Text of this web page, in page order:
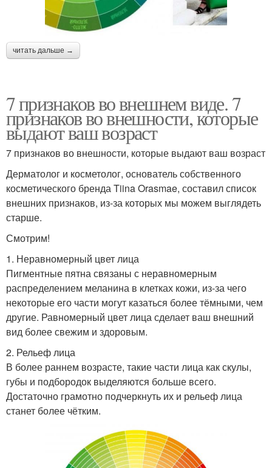
читать дальше →
7 признаков во внешнем виде. 7
признаков во внешности, которые
выдают ваш возраст
7 признаков во внешности, которые выдают ваш возраст
Дерматолог и косметолог, основатель собственного
косметического бренда Tiina Orasmae, составил список
внешних признаков, из-за которых мы можем выглядеть
старше.
Смотрим!
1. Неравномерный цвет лица
Пигментные пятна связаны с неравномерным
распределением меланина в клетках кожи, из-за чего
некоторые его части могут казаться более тёмными, чем
другие. Равномерный цвет лица сделает ваш внешний
вид более свежим и здоровым.
2. Рельеф лица
В более раннем возрасте, такие части лица как скулы,
губы и подбородок выделяются больше всего.
Достаточно грамотно подчеркнуть их и рельеф лица
станет более чётким.